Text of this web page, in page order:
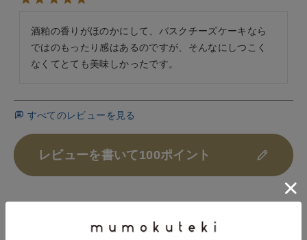
酒粕の香りがほのかにして、バスクチーズケーキなら
ではのもったり感はあるのですが、そんなにしつこく
なくてとても美味しかったです。
すべてのレビューを見る
レビューを書いて100ポイント
最近チェックした商品